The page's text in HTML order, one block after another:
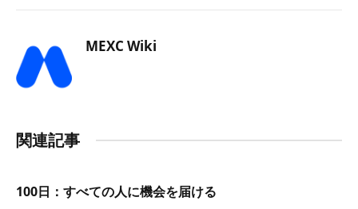
MEXC Wiki
関連記事
100日：すべての人に機会を届ける